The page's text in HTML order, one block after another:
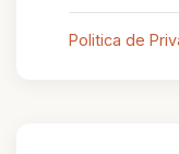
Politica de